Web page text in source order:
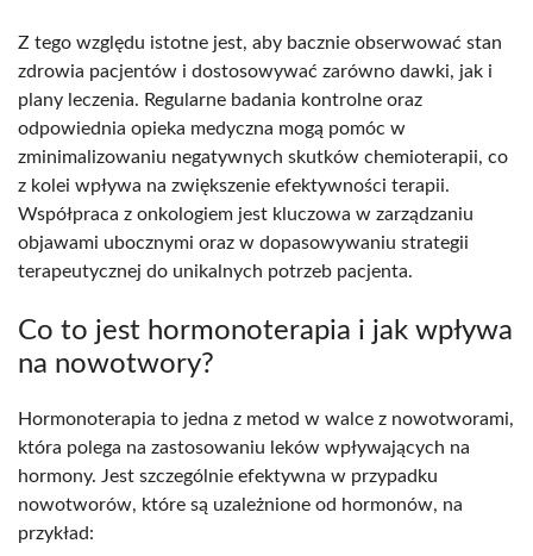
Z tego względu istotne jest, aby bacznie obserwować stan
zdrowia pacjentów i dostosowywać zarówno dawki, jak i
plany leczenia. Regularne badania kontrolne oraz
odpowiednia opieka medyczna mogą pomóc w
zminimalizowaniu negatywnych skutków chemioterapii, co
z kolei wpływa na zwiększenie efektywności terapii.
Współpraca z onkologiem jest kluczowa w zarządzaniu
objawami ubocznymi oraz w dopasowywaniu strategii
terapeutycznej do unikalnych potrzeb pacjenta.
Co to jest hormonoterapia i jak wpływa
na nowotwory?
Hormonoterapia to jedna z metod w walce z nowotworami,
która polega na zastosowaniu leków wpływających na
hormony. Jest szczególnie efektywna w przypadku
nowotworów, które są uzależnione od hormonów, na
przykład: